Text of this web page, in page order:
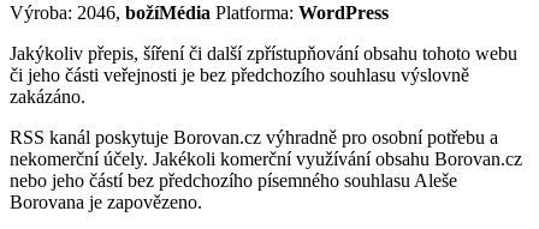
Výroba: 2046, božíMédia Platforma: WordPress
Jakýkoliv přepis, šíření či další zpřístupňování obsahu tohoto webu
či jeho části veřejnosti je bez předchozího souhlasu výslovně
zakázáno.
RSS kanál poskytuje Borovan.cz výhradně pro osobní potřebu a
nekomerční účely. Jakékoli komerční využívání obsahu Borovan.cz
nebo jeho částí bez předchozího písemného souhlasu Aleše
Borovana je zapovězeno.